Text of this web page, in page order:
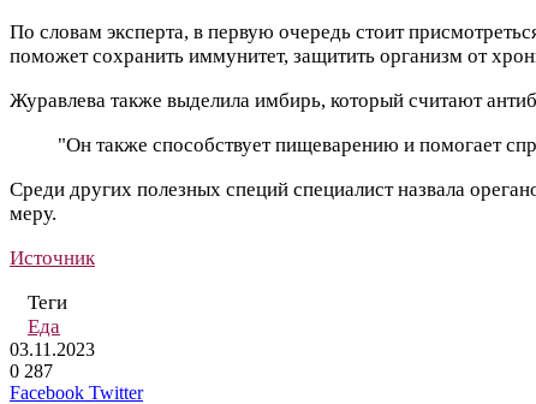
По словам эксперта, в первую очередь стоит
поможет сохранить иммунитет, защитить организм от
Журавлева также выделила имбирь, который считают
"Он также способствует пищеварению и помогает
Среди других полезных специй специалист назвала
меру.
Источник
Теги
Еда
03.11.2023
0 287
Facebook TwitterLinkedIn
Tumblr
Reddit
Вконтакте
Одноклассники
Skype
Messenger
Messenger
WhatsApp
Telegram
Viber
Line
Поделиться
Печатать